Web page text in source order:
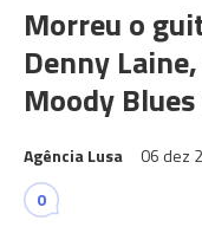
Morreu o
Denny
Moody
Agência Lusa 06 dez
0